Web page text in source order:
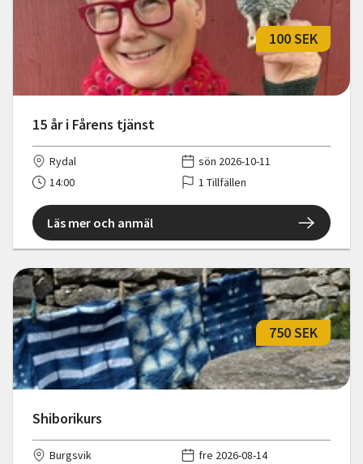
15 år i Fårens tjänst
100 SEK
Rydal
sön 2026-10-11
14:00
1 Tillfällen
Läs mer och anmäl
Shiborikurs
750 SEK
Burgsvik
fre 2026-08-14